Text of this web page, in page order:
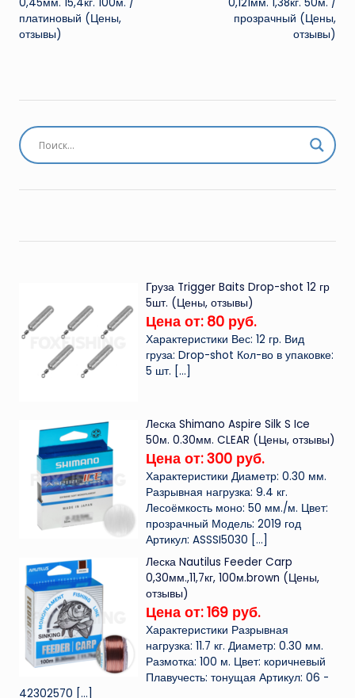
платиновый (Цены,
отзывы)
прозрачный (Цены,
отзывы)
Груза Trigger Baits Drop-shot 12 гр
5шт. (Цены, отзывы)
Цена от: 80 руб.
Характеристики Вес: 12 гр. Вид
груза: Drop-shot Кол-во в упаковке:
5 шт. […]
Леска Shimano Aspire Silk S Ice
50м. 0.30мм. CLEAR (Цены, отзывы)
Цена от: 300 руб.
Характеристики Диаметр: 0.30 мм.
Разрывная нагрузка: 9.4 кг.
Лесоёмкость моно: 50 мм./м. Цвет:
прозрачный Модель: 2019 год
Артикул: ASSSI5030 […]
Леска Nautilus Feeder Carp
0,30мм.,11,7кг, 100м.brown (Цены,
отзывы)
Цена от: 169 руб.
Характеристики Разрывная
нагрузка: 11.7 кг. Диаметр: 0.30 мм.
Размотка: 100 м. Цвет: коричневый
Плавучесть: тонущая Артикул: 06 -
42302570 […]